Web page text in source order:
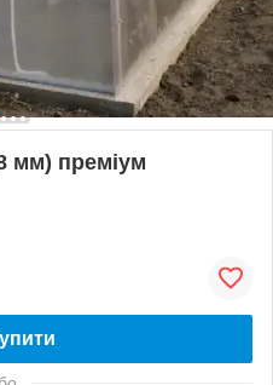
мм) преміум